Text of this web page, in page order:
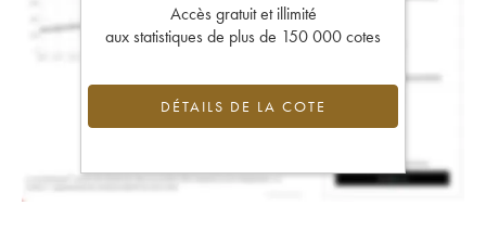
Accès gratuit et illimité
aux statistiques de plus de 150 000 cotes
DÉTAILS DE LA COTE